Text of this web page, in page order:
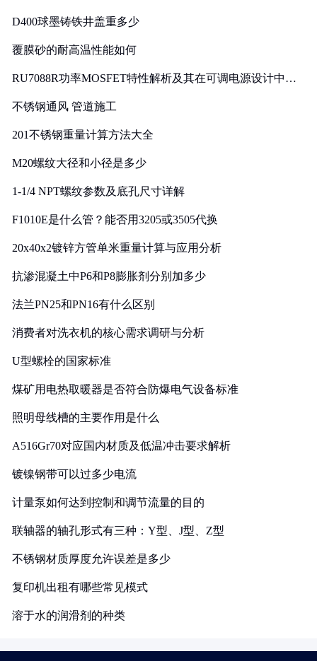
D400球墨铸铁井盖重多少
覆膜砂的耐高温性能如何
RU7088R功率MOSFET特性解析及其在可调电源设计中的
不锈钢通风 管道施工
201不锈钢重量计算方法大全
M20螺纹大径和小径是多少
1-1/4 NPT螺纹参数及底孔尺寸详解
F1010E是什么管？能否用3205或3505代换
20x40x2镀锌方管单米重量计算与应用分析
抗渗混凝土中P6和P8膨胀剂分别加多少
法兰PN25和PN16有什么区别
消费者对洗衣机的核心需求调研与分析
U型螺栓的国家标准
煤矿用电热取暖器是否符合防爆电气设备标准
照明母线槽的主要作用是什么
A516Gr70对应国内材质及低温冲击要求解析
镀镍钢带可以过多少电流
计量泵如何达到控制和调节流量的目的
联轴器的轴孔形式有三种：Y型、J型、Z型
不锈钢材质厚度允许误差是多少
复印机出租有哪些常见模式
溶于水的润滑剂的种类